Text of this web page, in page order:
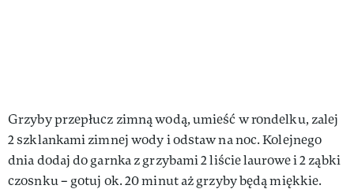
Grzyby przepłucz zimną wodą, umieść w rondelku, zalej
2 szklankami zimnej wody i odstaw na noc. Kolejnego
dnia dodaj do garnka z grzybami 2 liście laurowe i 2 ząbki
czosnku – gotuj ok. 20 minut aż grzyby będą miękkie.